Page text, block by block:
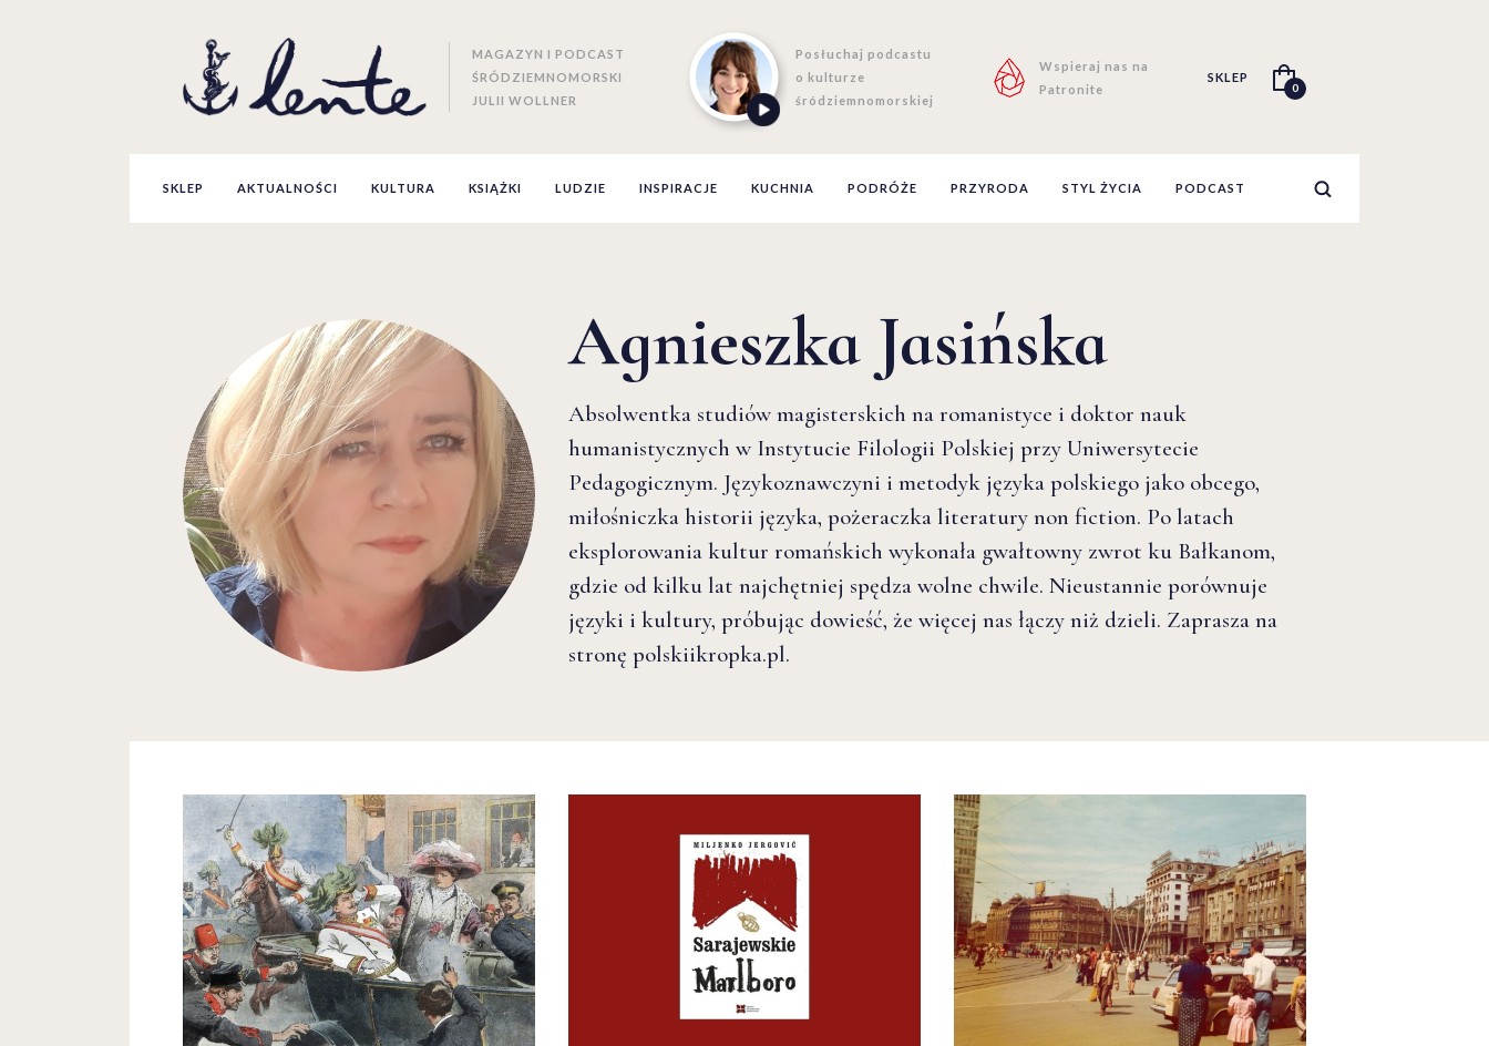
MAGAZYN I PODCAST
ŚRÓDZIEMNOMORSKI
JULII WOLLNER
Posłuchaj podcastu
o kulturze
śródziemnomorskiej
Wspieraj nas na
Patronite
SKLEP
0
SKLEP AKTUALNOŚCI KULTURA KSIĄŻKI LUDZIE INSPIRACJE KUCHNIA PODRÓŻE PRZYRODA STYL ŻYCIA PODCAST
Agnieszka Jasińska
Absolwentka studiów magisterskich na romanistyce i doktor nauk
humanistycznych w Instytucie Filologii Polskiej przy Uniwersytecie
Pedagogicznym. Językoznawczyni i metodyk języka polskiego jako obcego,
miłośniczka historii języka, pożeraczka literatury non fiction. Po latach
eksplorowania kultur romańskich wykonała gwałtowny zwrot ku Bałkanom,
gdzie od kilku lat najchętniej spędza wolne chwile. Nieustannie porównuje
języki i kultury, próbując dowieść, że więcej nas łączy niż dzieli. Zaprasza na
stronę polskiikropka.pl.